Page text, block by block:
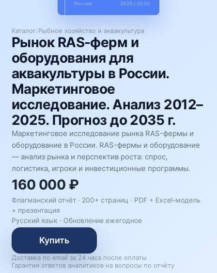
Каталог/Рыбное хозяйство и аквакультура
Рынок RAS-ферм и
оборудования для
аквакультуры в России.
Маркетинговое
исследование. Анализ 2012–
2025. Прогноз до 2035 г.
Маркетинговое исследование рынка RAS-фермы и
оборудование в России. RAS-фермы и оборудование
— анализ рынка и перспектив роста: спрос,
логистика, игроки и инвестиционные программы.
160 000 ₽
Флагманский отчёт · 200+ страниц · PDF + Excel-модель
+ презентация
Русский язык · Обновление ежегодное
Купить
Доставка по email за 24 часа после оплаты
Гарантия ответов аналитиков на вопросы по отчёту
Россия 2025 / 2035